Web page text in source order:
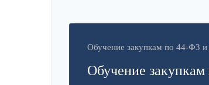
Обучение закупкам по 44-ФЗ
Обучение